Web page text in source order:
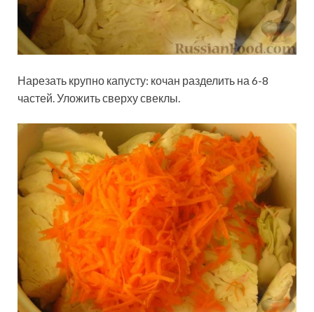
Нарезать крупно капусту: кочан разделить на 6-8
частей. Уложить сверху свеклы.